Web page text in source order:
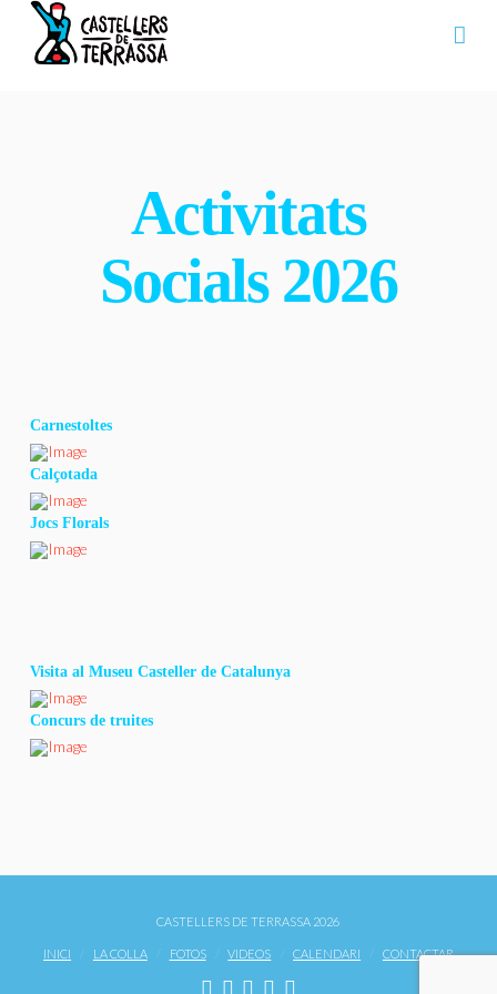
Activitats
Socials 2026
Carnestoltes
Calçotada
Jocs Florals
Visita al Museu Casteller de Catalunya
Concurs de truites
CASTELLERS DE TERRASSA 2026
INICI LA COLLA FOTOS VIDEOS CALENDARI CONTACTAR